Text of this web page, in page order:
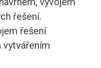
řešení.
řešení
vytvářením